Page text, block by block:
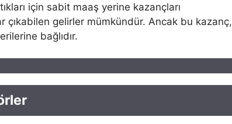
için sabit maaş yerine kazançları
çıkabilen gelirler mümkündür. Ancak bu kazanç,
bağlıdır.